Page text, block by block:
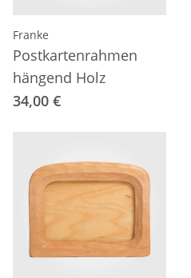
Franke
Postkartenrahmen
hängend Holz
34,00 €